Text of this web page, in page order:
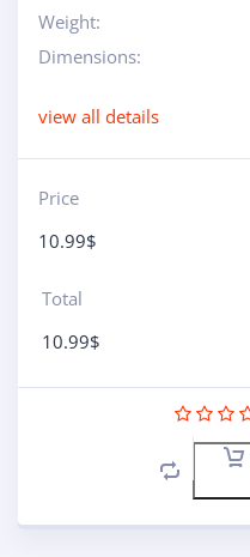
Weight:
Dimensions:
view all details
Price
10.99$
Total
10.99$